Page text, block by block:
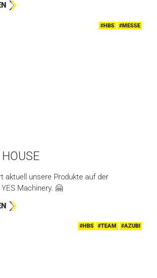
#HBS #MESSE
aktuell unsere Produkte auf der
Machinery. 🤗
#HBS #TEAM #AZUBI